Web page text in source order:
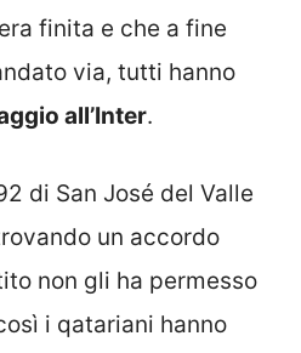
finita e che a fine
via, tutti hanno
all’Inter.
di San José del Valle
un accordo
non gli ha permesso
i qatariani hanno